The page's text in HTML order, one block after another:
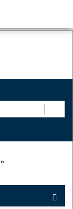
"